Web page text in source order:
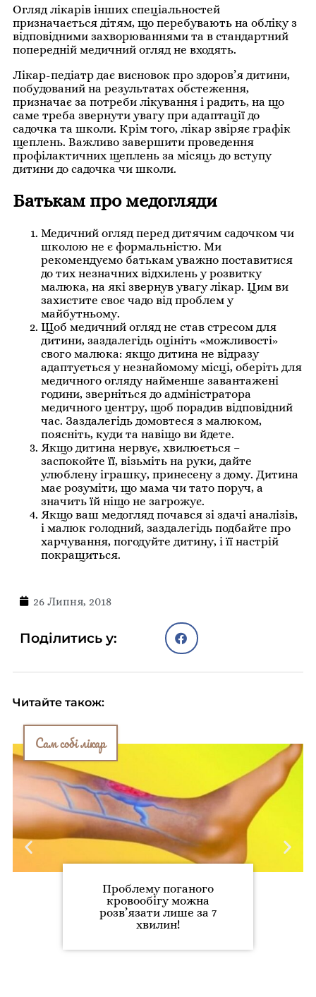
Огляд лікарів інших спеціальностей
призначається дітям, що перебувають на обліку з
відповідними захворюваннями та в стандартний
попередній медичний огляд не входять.
Лікар-педіатр дає висновок про здоров’я дитини,
побудований на результатах обстеження,
призначає за потреби лікування і радить, на що
саме треба звернути увагу при адаптації до
садочка та школи. Крім того, лікар звіряє графік
щеплень. Важливо завершити проведення
профілактичних щеплень за місяць до вступу
дитини до садочка чи школи.
Батькам про медогляди
Медичний огляд перед дитячим садочком чи
школою не є формальністю. Ми
рекомендуємо батькам уважно поставитися
до тих незначних відхилень у розвитку
малюка, на які звернув увагу лікар. Цим ви
захистите своє чадо від проблем у
майбутньому.
Щоб медичний огляд не став стресом для
дитини, заздалегідь оцініть «можливості»
свого малюка: якщо дитина не відразу
адаптується у незнайомому місці, оберіть для
медичного огляду найменше завантажені
години, зверніться до адміністратора
медичного центру, щоб порадив відповідний
час. Заздалегідь домовтеся з малюком,
поясніть, куди та навіщо ви йдете.
Якщо дитина нервує, хвилюється –
заспокойте її, візьміть на руки, дайте
улюблену іграшку, принесену з дому. Дитина
має розуміти, що мама чи тато поруч, а
значить їй ніщо не загрожує.
Якщо ваш медогляд почався зі здачі аналізів,
і малюк голодний, заздалегідь подбайте про
харчування, погодуйте дитину, і її настрій
покращиться.
26 Липня, 2018
Поділитись у:
Читайте також:
Сам собі лікар
Проблему поганого
кровообігу можна
розв’язати лише за 7
хвилин!